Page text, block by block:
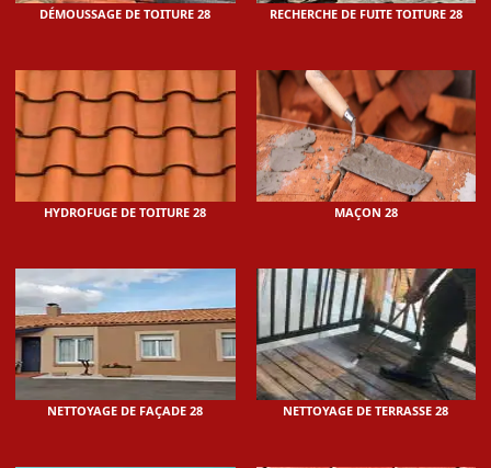
DÉMOUSSAGE DE TOITURE 28 RECHERCHE DE FUITE TOITURE 28
HYDROFUGE DE TOITURE 28 MAÇON 28
NETTOYAGE DE FAÇADE 28 NETTOYAGE DE TERRASSE 28